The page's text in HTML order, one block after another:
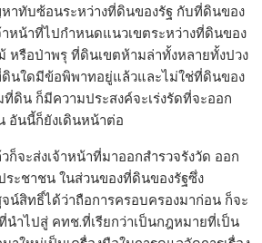
ทับซ้อนระหว่างที่ดินของรัฐ กับที่ดินของ
หน้าที่ไปกำหนดแนวเขตระหว่างที่ดินของ
หรือป่าพรุ ที่ดินเขตห้ามล่าทั้งหลายทั้งปวง
นใดมีข้อพิพาทอยู่แล้วและไม่ใช่ที่ดินของ
ดิน ก็มีความประสงค์จะเร่งรัดที่จะออก
อันนี้ก็ยังเดินหน้าต่อ
ก็จะส่งเจ้าหน้าที่มาออกสำรวจรังวัด ออก
ระชาชน ในส่วนของที่ดินของรัฐซึ่ง
น์สิทธิ์ได้ว่าถือการครอบครองมาก่อน ก็จะ
นำไปสู่ คทช.ที่เรียกว่าเป็นกฎหมายที่เป็น